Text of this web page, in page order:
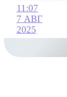
11:07
7 АВГ
2025